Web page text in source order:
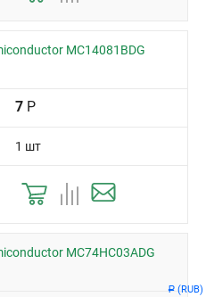
Р (RUB)
MC14081BDG
7 Р
1 шт
MC74HC03ADG